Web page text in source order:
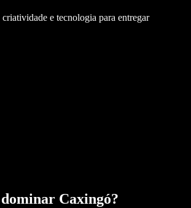
e tecnologia para entregar
Caxingó?